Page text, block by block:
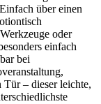
über einen
oder
einfach
bei
– dieser leichte,